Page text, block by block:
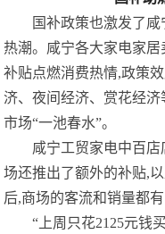
国补政策也激发了
热潮。咸宁各大家电家
补贴点燃消费热情,政策
济、夜间经济、赏花经
市场“一池春水”。
咸宁工贸家电中百
场还推出了额外的补贴,
后,商场的客流和销量都
“上周只花2125元钱